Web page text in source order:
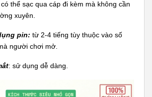
thể sạc qua cáp đi kèm mà không cần
xuyên.
pin: từ 2-4 tiếng tùy thuộc vào số
người chơi mở.
: sử dụng dễ dàng.